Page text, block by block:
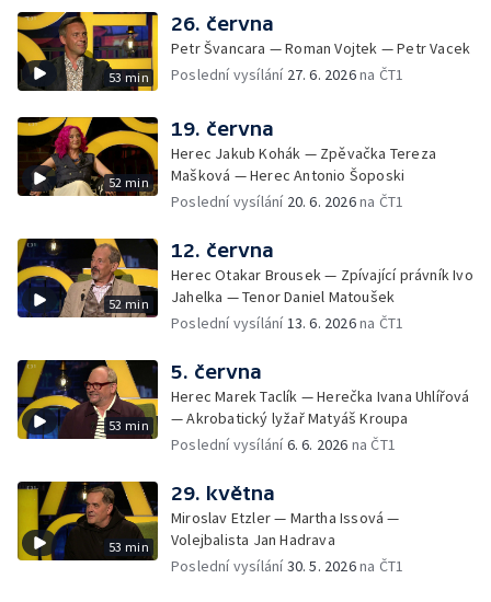
53 min
26. června
Petr Švancara — Roman Vojtek — Petr Vacek
Poslední vysílání 27. 6. 2026na ČT1
52 min
19. června
Herec Jakub Kohák — Zpěvačka Tereza
Mašková — Herec Antonio Šoposki
Poslední vysílání 20. 6. 2026na ČT1
52 min
12. června
Herec Otakar Brousek — Zpívající právník Ivo
Jahelka — Tenor Daniel Matoušek
Poslední vysílání13. 6. 2026na ČT1
53 min
5. června
Herec Marek Taclík — Herečka Ivana Uhlířová
— Akrobatický lyžař Matyáš Kroupa
Poslední vysílání6. 6. 2026 na ČT1
53 min
29. května
Miroslav Etzler — Martha Issová —
Volejbalista Jan Hadrava
Poslední vysílání30. 5. 2026na ČT1